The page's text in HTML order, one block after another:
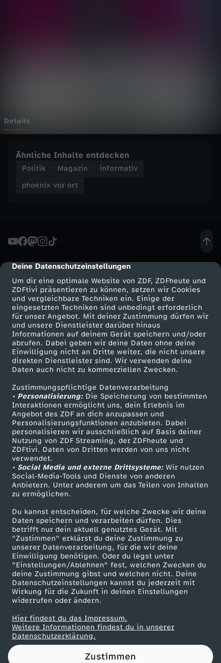
cmp-dialog-description
Deine Datenschutzeinstellungen
Um dir eine optimale Website von ZDF, ZDFheute und
ZDFtivi präsentieren zu können, setzen wir Cookies
und vergleichbare Techniken ein. Einige der
eingesetzten Techniken sind unbedingt erforderlich
für unser Angebot. Mit deiner Zustimmung dürfen wir
und unsere Dienstleister darüber hinaus
Informationen auf deinem Gerät speichern und/oder
abrufen. Dabei geben wir deine Daten ohne deine
Einwilligung nicht an Dritte weiter, die nicht unsere
direkten Dienstleister sind. Wir verwenden deine
Daten auch nicht zu kommerziellen Zwecken.
Zustimmungspflichtige Datenverarbeitung
• Personalisierung:Die Speicherung von bestimmten
Interaktionen ermöglicht uns, dein Erlebnis im
Angebot des ZDF an dich anzupassen und
Personalisierungsfunktionen anzubieten. Dabei
personalisieren wir ausschließlich auf Basis deiner
Nutzung von ZDF Streaming, der ZDFheute und
ZDFtivi. Daten von Dritten werden von uns nicht
verwendet.
• Social Media und externe Drittsysteme:Wir nutzen
Social-Media-Tools und Dienste von anderen
Anbietern. Unter anderem um das Teilen von Inhalten
zu ermöglichen.
Du kannst entscheiden, für welche Zwecke wir deine
Daten speichern und verarbeiten dürfen. Dies
betrifft nur dein aktuell genutztes Gerät. Mit
"Zustimmen" erklärst du deine Zustimmung zu
unserer Datenverarbeitung, für die wir deine
Einwilligung benötigen. Oder du legst unter
"Einstellungen/Ablehnen" fest, welchen Zwecken du
deine Zustimmung gibst und welchen nicht. Deine
Datenschutzeinstellungen kannst du jederzeit mit
Wirkung für die Zukunft in deinen Einstellungen
widerrufen oder ändern.
Hier findest du das Impressum.
Weitere Informationen findest du in unserer
Datenschutzerklärung.
Zustimmen
t
A
s
p
r
a
c
h
e
z
u
m
L
e
i
t
a
n
t
r
Details
Ähnliche Inhalte entdecken
Politik Magazin
informativ
phoenix vor ort
Mehr ZDF
ZDF-Apps
Smart TV
ZDFtext
Livestreams
Sendungen A-Z
TV-Programm
Service
ZDFmitreden
Kontakt zum ZDF
Tickets
Zuschauerservice
Hilfe
ZDF Unternehmen
Karriere
ZDF goes Schule
Werbefernsehen
Mainzelmännchen
Partner